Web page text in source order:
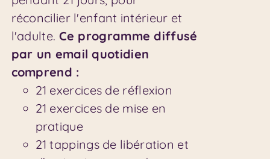
réconcilier l'enfant intérieur et
l'adulte. Ce programme diffusé
par un email quotidien
comprend :
21 exercices de réflexion
21 exercices de mise en
pratique
21 tappings de libération et